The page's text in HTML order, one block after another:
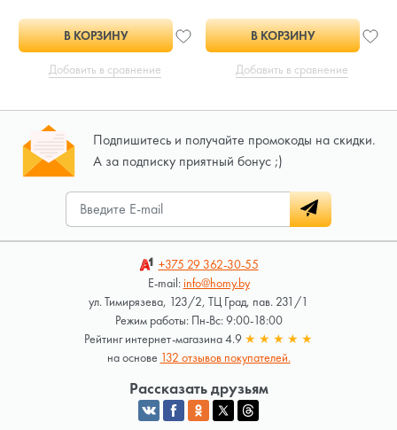
В КОРЗИНУ
Добавить в сравнение
В КОРЗИНУ
Добавить в сравнение
Подпишитесь и получайте промокоды на скидки.
А за подписку приятный бонус ;)
+375 29362-30-55
E-mail:info@homy.by
ул. Тимирязева, 123/2, ТЦ Град, пав. 231/1
Режим работы: Пн-Вс: 9:00-18:00
Рейтинг интернет-магазина 4.9 ★ ★ ★ ★ ★
на основе 132 отзывов покупателей.
Рассказать друзьям